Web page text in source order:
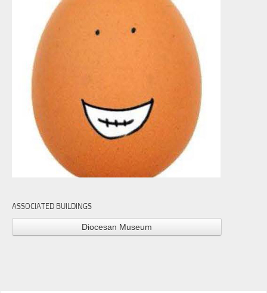
ASSOCIATED BUILDINGS
Diocesan Museum